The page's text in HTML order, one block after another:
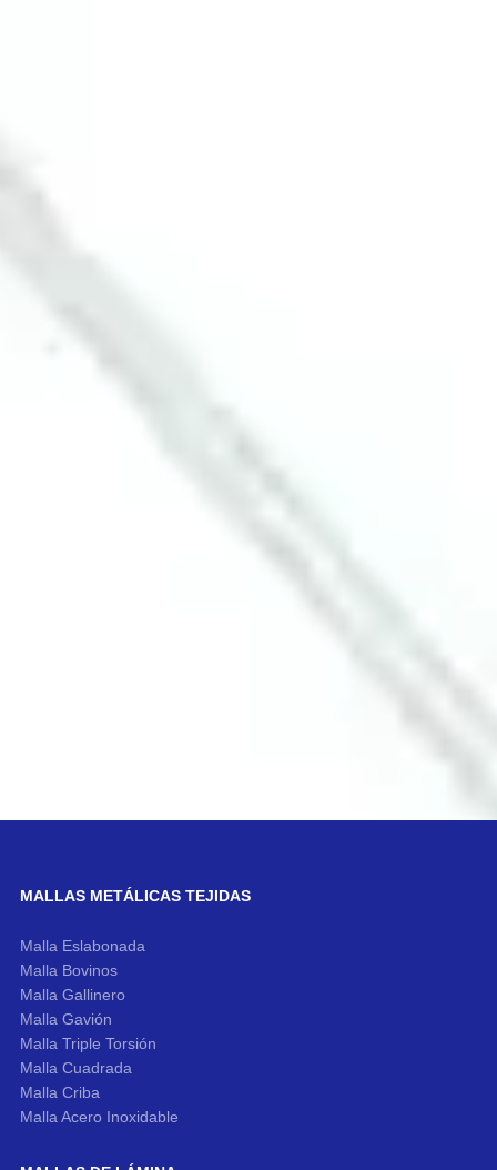
MALLAS METÁLICAS TEJIDAS
Malla Eslabonada
Malla Bovinos
Malla Gallinero
Malla Gavión
Malla Triple Torsión
Malla Cuadrada
Malla Criba
Malla Acero Inoxidable